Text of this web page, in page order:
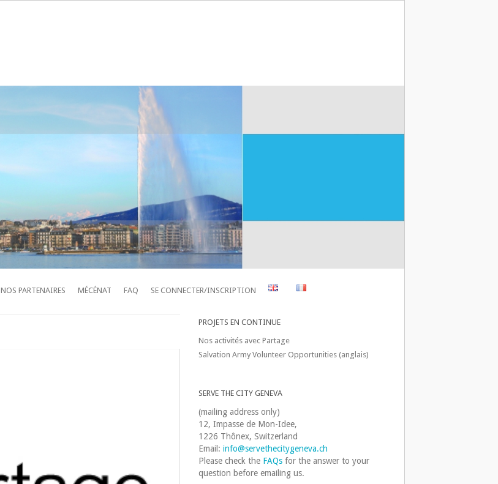
NOS PARTENAIRES MÉCÉNAT FAQ SE CONNECTER/INSCRIPTION
PROJETS EN CONTINUE
Nos activités avec Partage
Salvation Army Volunteer Opportunities (anglais)
SERVE THE CITY GENEVA
(mailing address only)
12, Impasse de Mon-Idee,
1226 Thônex, Switzerland
Email:info@servethecitygeneva.ch
Please check the FAQs for the answer to your
question before emailing us.